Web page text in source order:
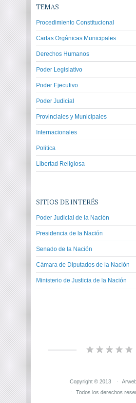
TEMAS
Procedimiento Constitucional
Cartas Orgánicas Municipales
Derechos Humanos
Poder Legislativo
Poder Ejecutivo
Poder Judicial
Provinciales y Municipales
Internacionales
Politica
Libertad Religiosa
SITIOS DE INTERÉS
Poder Judicial de la Nación
Presidencia de la Nación
Senado de la Nación
Cámara de Diputados de la Nación
Ministerio de Justicia de la Nación
Copyright © 2013
Todos los derechos